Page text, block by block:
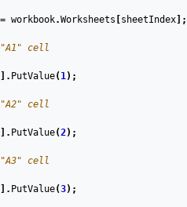
= workbook.Worksheets sheetIndex];
cell
]. PutValue( 1);
cell
]. PutValue(2);
cell
]. PutValue(3);